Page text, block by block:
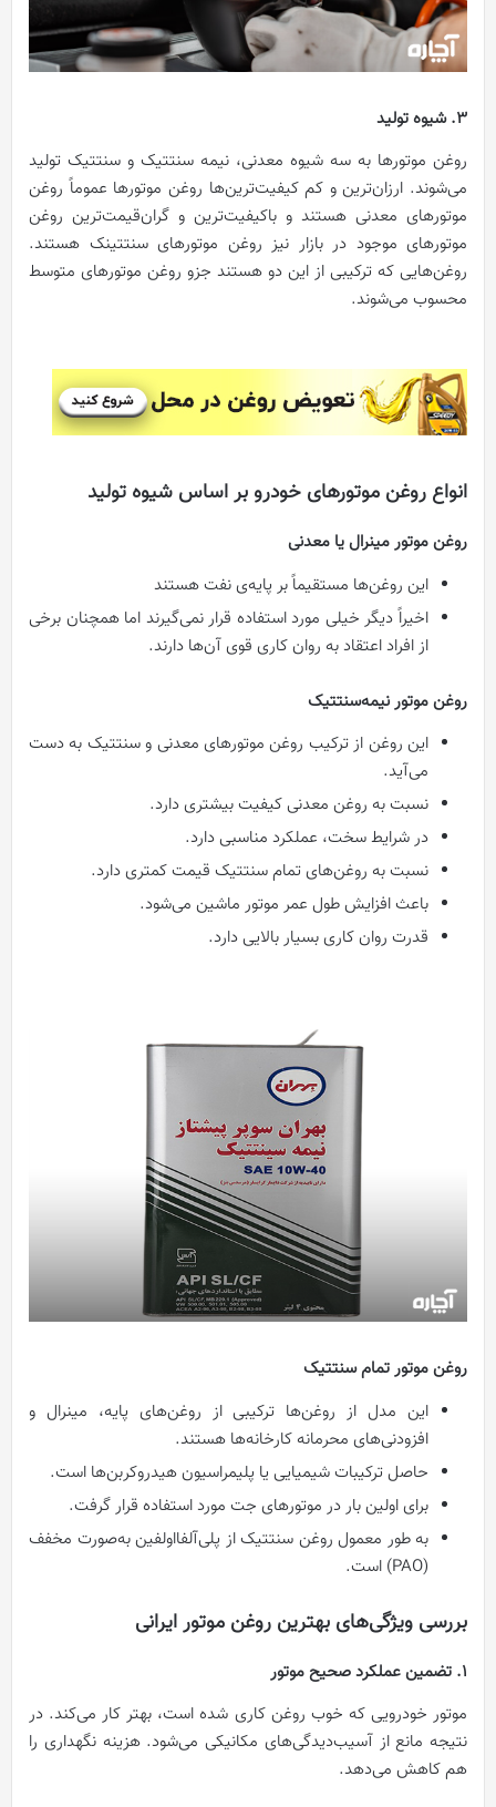
3. شیوه تولید
روغن موتورها به سه شیوه معدنی، نیمه سنتتیک و سنتتیک تولید
می‌شوند. ارزان‌ترین و کم کیفیت‌ترین‌ها روغن موتورها عموماً روغن
موتورهای معدنی هستند و باکیفیت‌ترین و گران‌قیمت‌ترین روغن
موتورهای موجود در بازار نیز روغن موتورهای سنتتینک هستند.
روغن‌هایی که ترکیبی از این دو هستند جزو روغن موتورهای متوسط
محسوب می‌شوند.
انواع روغن موتورهای خودرو بر اساس شیوه تولید
روغن موتور مینرال یا معدنی
این روغن‌ها مستقیماً بر پایه‌ی نفت هستند
اخیراً دیگر خیلی مورد استفاده قرار نمی‌گیرند اما همچنان برخی
از افراد اعتقاد به روان کاری قوی آن‌ها دارند.
روغن موتور نیمه‌سنتتیک
این روغن از ترکیب روغن موتورهای معدنی و سنتتیک به دست
می‌آید.
نسبت به روغن معدنی کیفیت بیشتری دارد.
در شرایط سخت، عملکرد مناسبی دارد.
نسبت به روغن‌های تمام سنتتیک قیمت کمتری دارد.
باعث افزایش طول عمر موتور ماشین می‌شود.
قدرت روان کاری بسیار بالایی دارد.
روغن موتور تمام سنتتیک
این مدل از روغن‌ها ترکیبی از روغن‌های پایه، مینرال و
افزودنی‌های محرمانه‌ کارخانه‌ها هستند.
حاصل ترکیبات شیمیایی یا پلیمراسیون هیدروکربن‌ها است.
برای اولین بار در موتورهای جت مورد استفاده قرار گرفت.
به طور معمول روغن سنتتیک از پلی‌آلفااولفین به‌صورت مخفف
(PAO) است.
بررسی ویژگی‌های بهترین روغن موتور ایرانی
1. تضمین عملکرد صحیح موتور
موتور خودرویی که خوب روغن کاری شده است، بهتر کار می‌کند. در
نتیجه مانع از آسیب‌دیدگی‌های مکانیکی می‌شود. هزینه نگهداری را
هم کاهش می‌دهد.